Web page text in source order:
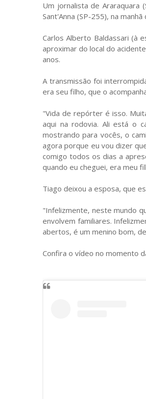
Um jornalista de Araraquara
Sant'Anna (SP-255), na
Carlos Alberto Baldassari (à
aproximar do local do
anos.
A transmissão foi
era seu filho, que o
"Vida de repórter é isso.
aqui na rodovia. Ali está o
mostrando para vocês, o
agora porque eu vou dizer
comigo todos os dias a
quando eu cheguei, era meu
Tiago deixou a esposa, que
"Infelizmente, neste mundo
envolvem familiares.
abertos, é um menino bom,
Confira o vídeo no momento